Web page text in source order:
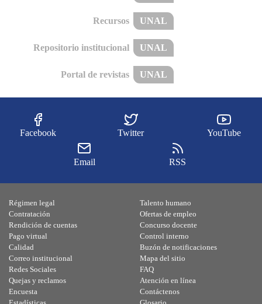
Recursos UNAL
Repositorio institucional UNAL
Portal de revistas UNAL
Facebook Twitter YouTube
Email RSS
Régimen legal
Contratación
Rendición de cuentas
Pago virtual
Calidad
Talento humano
Ofertas de empleo
Concurso docente
Control interno
Buzón de notificaciones
Correo institucional
Redes Sociales
Quejas y reclamos
Encuesta
Mapa del sitio
FAQ
Atención en línea
Contáctenos